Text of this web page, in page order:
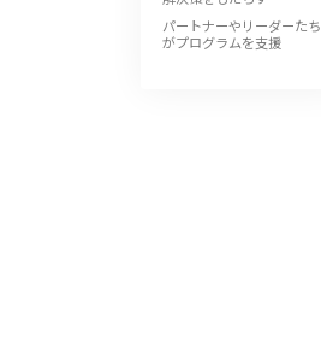
パートナーやリーダーたち
がプログラムを支援